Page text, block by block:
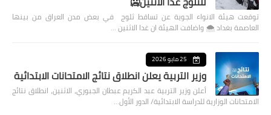
توقعت هيئة الانواء الجوية عن تساقط ثلوج في بعض مدن العراق من بينها
العاصمة بغداد ⁦🌨️⁩ واضافت الهيئة ان غدا الاثنين …
25 مايو 2026
وزير التربية يعلن انطلاق نتائج الامتحانات الابتدائية
أعلن وزير التربية عبد الكريم عبطان الجبوري، الاثنين، انطلاق نتائج
الامتحانات الوزارية للدراسة الابتدائية/ الدور الأول…